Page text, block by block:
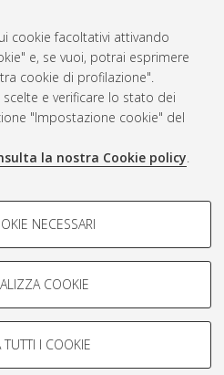
cookie facoltativi attivando
e, se vuoi, potrai esprimere
cookie di profilazione".
e verificare lo stato dei
"Impostazione cookie" del
la nostra Cookie policy.
-
analizzare le caratteristiche della
profili in base al loro comportamento
NECESSARI
COOKIE
TUTTI I COOKIE